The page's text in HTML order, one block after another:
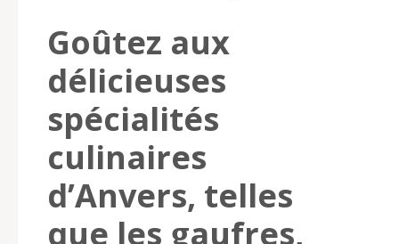
Goûtez aux
délicieuses
spécialités
culinaires
d’Anvers, telles
que les gaufres,